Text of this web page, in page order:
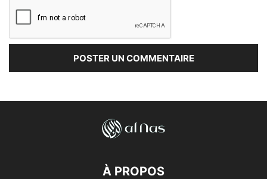
À PROPOS